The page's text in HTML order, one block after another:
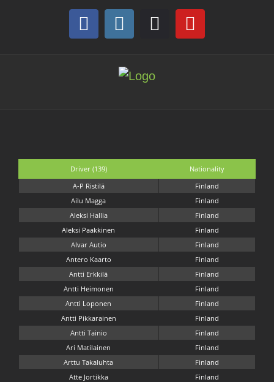
FacebookInstagram
DiscordYouTube
Driver (139)
Nationality
A-P Ristilä
Finland
Ailu Magga
Finland
Aleksi Hallia
Finland
Aleksi Paakkinen
Finland
Alvar Autio
Finland
Antero Kaarto
Finland
Antti Erkkilä
Finland
Antti Heimonen
Finland
Antti Loponen
Finland
Antti Pikkarainen
Finland
Antti Tainio
Finland
Ari Matilainen
Finland
Arttu Takaluhta
Finland
Atte Jortikka
Finland